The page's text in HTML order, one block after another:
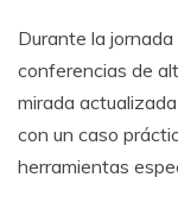
Durante la
conferencias de
mirada
con un caso
herramientas